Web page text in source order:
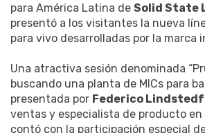
para América Latina de Solid State
presentó a los visitantes la nueva
para vivo desarrolladas por la marca
Una atractiva sesión denominada
buscando una planta de MICs para
presentada por Federico Lindstedf
ventas y especialista de producto en
contó con la participación especial